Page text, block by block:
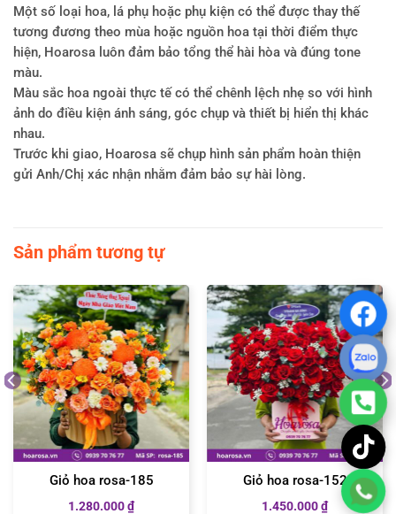
Một số loại hoa, lá phụ hoặc phụ kiện có thể được thay thế
tương đương theo mùa hoặc nguồn hoa tại thời điểm thực
hiện, Hoarosa luôn đảm bảo tổng thể hài hòa và đúng tone
màu.
Màu sắc hoa ngoài thực tế có thể chênh lệch nhẹ so với hình
ảnh do điều kiện ánh sáng, góc chụp và thiết bị hiển thị khác
nhau.
Trước khi giao, Hoarosa sẽ chụp hình sản phẩm hoàn thiện
gửi Anh/Chị xác nhận nhằm đảm bảo sự hài lòng.
Sản phẩm tương tự
Giỏ hoa rosa-185
1.280.000₫
Giỏ hoa rosa-152
1.450.000₫